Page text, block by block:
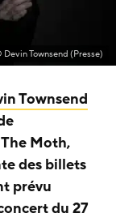
Townsend (Presse)
Townsend
Moth,
des billets
prévu
du 27